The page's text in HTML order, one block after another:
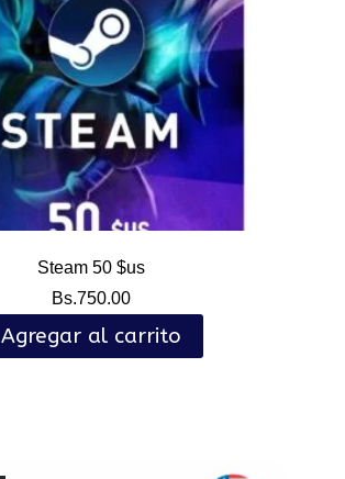
Steam 50 $us
Bs.750.00
Agregar al carrito